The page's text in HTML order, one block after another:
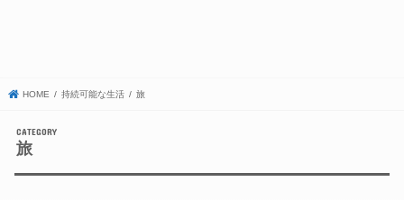
HOME 持続可能な生活 旅
旅